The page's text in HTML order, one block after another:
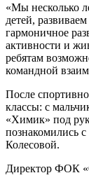
«Мы несколько
детей,
гармоничное
активности и
ребятам
командной
После
классы: с
«Химик» под
познакомились
Колесовой.
Директор ФОК